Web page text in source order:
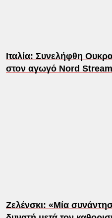
Ιταλία: Συνελήφθη
στον αγωγό Nord Stream
Ζελένσκι: «Μία